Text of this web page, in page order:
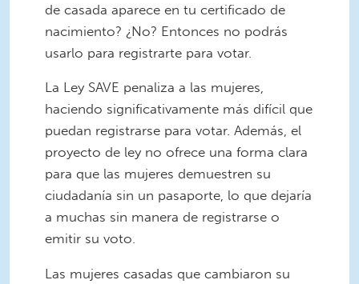
de casada aparece en tu certificado de
nacimiento? ¿No? Entonces no podrás
usarlo para registrarte para votar.
La Ley SAVE penaliza a las mujeres,
haciendo significativamente más difícil que
puedan registrarse para votar. Además, el
proyecto de ley no ofrece una forma clara
para que las mujeres demuestren su
ciudadanía sin un pasaporte, lo que dejaría
a muchas sin manera de registrarse o
emitir su voto.
Las mujeres casadas que cambiaron su